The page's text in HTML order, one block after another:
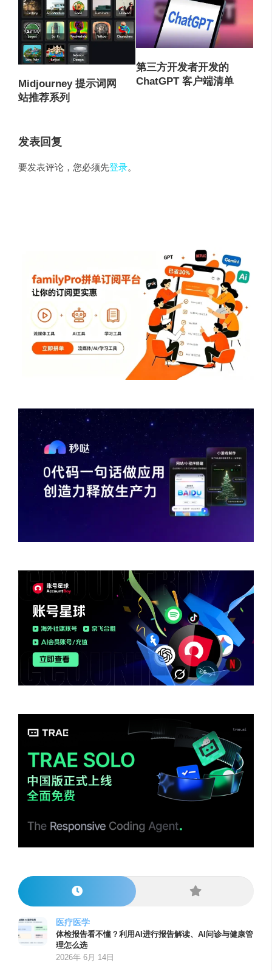
Midjourney 提示词网
站推荐系列
第三方开发者开发的
ChatGPT 客户端清单
发表回复
要发表评论，您必须先登录。
医疗医学
体检报告看不懂？利用AI进行报告解读、AI问诊与健康管
理怎么选
2026年 6月 14日